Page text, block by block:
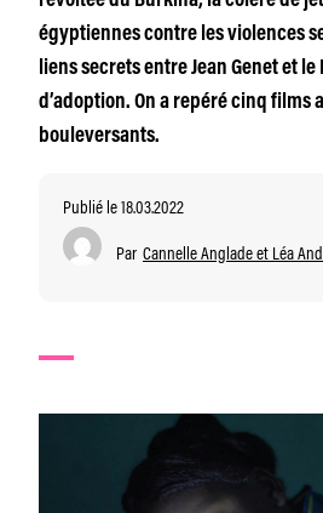
égyptiennes contre les violences
liens secrets entre Jean Genet et
d’adoption. On a repéré cinq films
bouleversants.
Publié le 18.03.2022
Par Cannelle Anglade et Léa